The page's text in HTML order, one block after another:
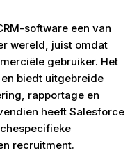
software een van
wereld, juist omdat
gebruiker. Het
biedt uitgebreide
rapportage en
heeft Salesforce
recruitment.